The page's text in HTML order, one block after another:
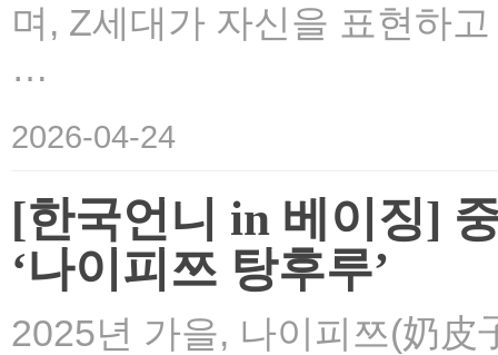
며, Z세대가 자신을 표현하
…
2026-04-24
[한국언니 in 베이징]
‘나이피쯔 탕후루’
2025년 가을, 나이피쯔(奶皮